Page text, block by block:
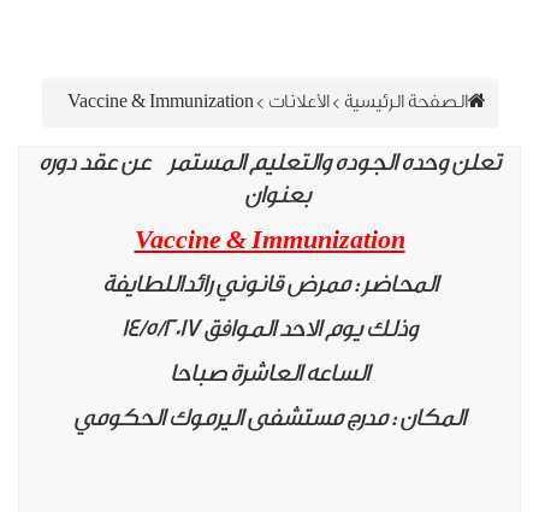
الصفحة الرئيسية>الأعلانات>
Vaccine & Immunization
وحده الجوده والتعليم المستمر عن عقد دوره
بعنوان
Vaccine & Immunization
المحاضر : ممرض قانوني رائداللطايفة
وذلك يوم الاحد الموافق 14/5/2017
الساعه العاشرة صباحا
المكان : مدرج مستشفى اليرموك الحكومي